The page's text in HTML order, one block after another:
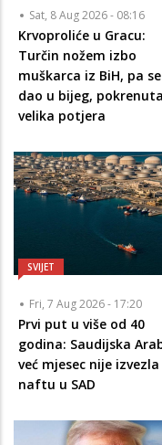
Sat, 8 Aug 2026 - 08:16
Krvoproliće u Gracu:
Turčin nožem izbo
muškarca iz BiH, pa se
dao u bijeg, pokrenuta
velika potjera
SVIJET
Fri, 7 Aug 2026 - 17:20
Prvi put u više od 40
godina: Saudijska
već mjesec nije izvezla
naftu u SAD